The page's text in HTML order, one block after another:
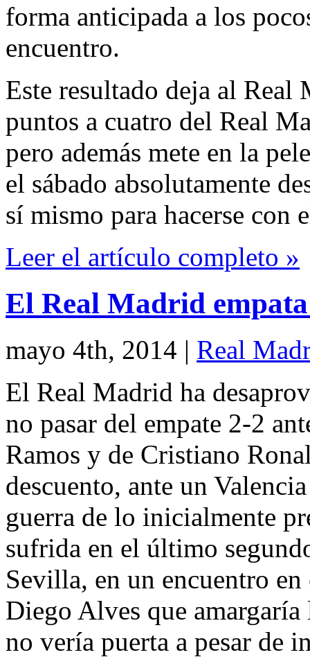
forma anticipada a los
encuentro.
Este resultado deja al
puntos a cuatro del Real
pero además mete en la
el sábado absolutamente
sí mismo para hacerse con
Leer el artículo completo »
El Real Madrid
mayo 4th, 2014 | Real
El Real Madrid ha
no pasar del empate 2-2
Ramos y de Cristiano
descuento, ante un
guerra de lo inicialmente
sufrida en el último
Sevilla, en un encuentro
Diego Alves que
no vería puerta a pesar de